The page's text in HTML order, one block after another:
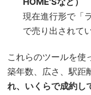
現在進行形で「
で売り出されて
これらのツールを使
築年数、広さ、駅距
れ、いくらで成約し